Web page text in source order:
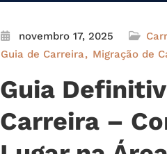
novembro 17, 2025
Guia de Carreira
Migração de
Guia
Carreira –